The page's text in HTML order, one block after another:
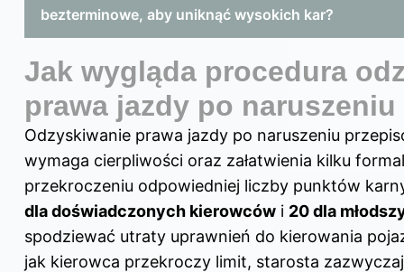
bezterminowe, aby uniknąć wysokich kar?
Jak wygląda procedura
prawa jazdy po
Odzyskiwanie prawa jazdy po naruszeniu
wymaga cierpliwości oraz załatwienia kilku
przekroczeniu odpowiedniej liczby punktów
dla doświadczonych kierowców i 20 dla
spodziewać utraty uprawnień do kierowania
jak kierowca przekroczy limit, starosta